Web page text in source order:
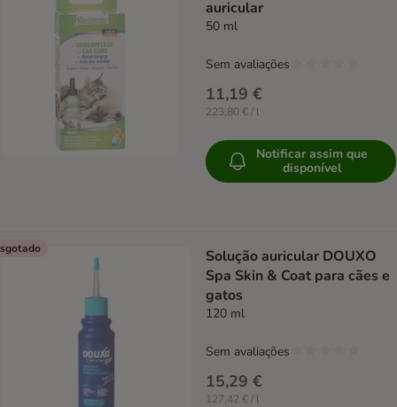
auricular
50 ml
11,19 €
223,80 € / l
Sem avaliações
Notificar assim que
disponível
Solução auricular DOUXO
Spa Skin & Coat para cães e
gatos
120 ml
15,29 €
127,42 € / l
Sem avaliações